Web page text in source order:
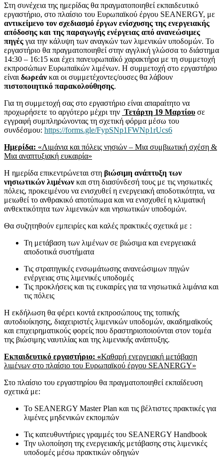
Στη συνέχεια της ημερίδας θα πραγματοποιηθεί εκπαιδευτικό
εργαστήριο, στο πλαίσιο του Ευρωπαϊκού έργου SEANERGY, με
αντικείμενο τον σχεδιασμό έργων ενίσχυσης της ενεργειακής
απόδοσης και της παραγωγής ενέργειας από ανανεώσιμες
πηγές για την κάλυψη των αναγκών των λιμενικών υποδομών. Το
εργαστήριο θα πραγματοποιηθεί στην αγγλική γλώσσα το διάστημα
14:30 – 16:15 και έχει πανευρωπαϊκό χαρακτήρα με τη συμμετοχή
εκπροσώπων Ευρωπαϊκών λιμένων. Η συμμετοχή στο εργαστήριο
είναι δωρεάν και οι συμμετέχοντες/ουσες θα λάβουν
πιστοποιητικό παρακολούθησης.
Για τη συμμετοχή σας στο εργαστήριο είναι απαραίτητο να
προχωρήσετε το αργότερο μέχρι την Τετάρτη 19 Μαρτίου σε
εγγραφή συμπληρώνοντας τη σχετική φόρμα μέσω του
συνδέσμου: https://forms.gle/FypSNp1FWNp1rUcs6
Ημερίδα: «Λιμάνια και πόλεις νησιών – Μια συμβιωτική σχέση &
Μια αναπτυξιακή ευκαιρία»
Η ημερίδα επικεντρώνεται στη βιώσιμη ανάπτυξη των
νησιωτικών λιμένων και στη διασύνδεσή τους με τις νησιωτικές
πόλεις, προκειμένου να ενισχυθεί η ενεργειακή αποδοτικότητα, να
μειωθεί το ανθρακικό αποτύπωμα και να ενισχυθεί η κλιματική
ανθεκτικότητα των λιμενικών και νησιωτικών υποδομών.
Θα συζητηθούν εμπειρίες και καλές πρακτικές σχετικά με :
Τη μετάβαση των λιμένων σε βιώσιμα και ενεργειακά
αποδοτικά συστήματα
Τις στρατηγικές ενσωμάτωσης ανανεώσιμων πηγών
ενέργειας στις λιμενικές υποδομές
Τις προκλήσεις και τις ευκαιρίες για τα νησιωτικά λιμάνια και
τις πόλεις
Η εκδήλωση θα φέρει κοντά εκπροσώπους της τοπικής
αυτοδιοίκησης, διαχειριστές λιμενικών υποδομών, ακαδημαϊκούς
και επιχειρηματικούς φορείς που δραστηριοποιούνται στον τομέα
της βιώσιμης ναυτιλίας και της λιμενικής ανάπτυξης.
Εκπαιδευτικό εργαστήριο: «Καθαρή ενεργειακή μετάβαση
λιμένων στο πλαίσιο του Ευρωπαϊκού έργου SEANERGY»
Στο πλαίσιο του εργαστηρίου θα πραγματοποιηθεί εκπαίδευση
σχετικά με:
Το SEANERGY Master Plan και τις βέλτιστες πρακτικές για
λιμένες μηδενικών εκπομπών
Τις κατευθυντήριες γραμμές του SEANERGY Handbook
Την υλοποίηση της ενεργειακής μετάβασης στις λιμενικές
υποδομές μέσω πρακτικών οδηγιών